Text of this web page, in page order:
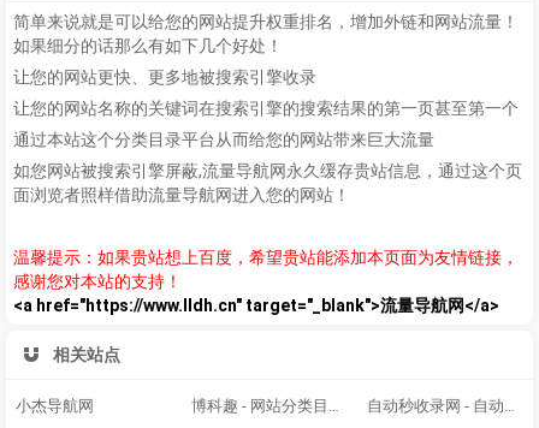
简单来说就是可以给您的网站提升权重排名，增加外链和网站流量！
如果细分的话那么有如下几个好处！
让您的网站更快、更多地被搜索引擎收录
让您的网站名称的关键词在搜索引擎的搜索结果的第一页甚至第一个
通过本站这个分类目录平台从而给您的网站带来巨大流量
如您网站被搜索引擎屏蔽,流量导航网永久缓存贵站信息，通过这个页
面浏览者照样借助流量导航网进入您的网站！
温馨提示：如果贵站想上百度，希望贵站能添加本页面为友情链接，
感谢您对本站的支持！
<a href="https://www.lldh.cn" target="_blank">流量导航网</a>
相关站点
小杰导航网